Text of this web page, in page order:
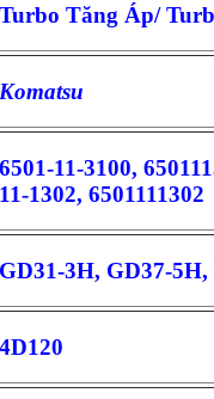
Turbo Tăng Áp/
Komatsu
6501-11-3100,
11-1302, 6501111302
GD31-3H, GD37-5H,
4D120